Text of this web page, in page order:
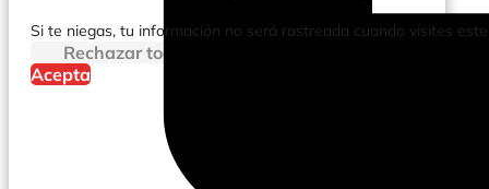
Si te niegas, tu información no será rastreada cuando visites
Rechazar todo
Acepta